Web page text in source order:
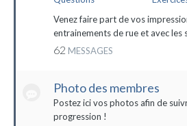
Venez faire part de vos
entrainements de rue et avec les
62 MESSAGES
Photo des membres
Postez ici vos photos afin de
progression !